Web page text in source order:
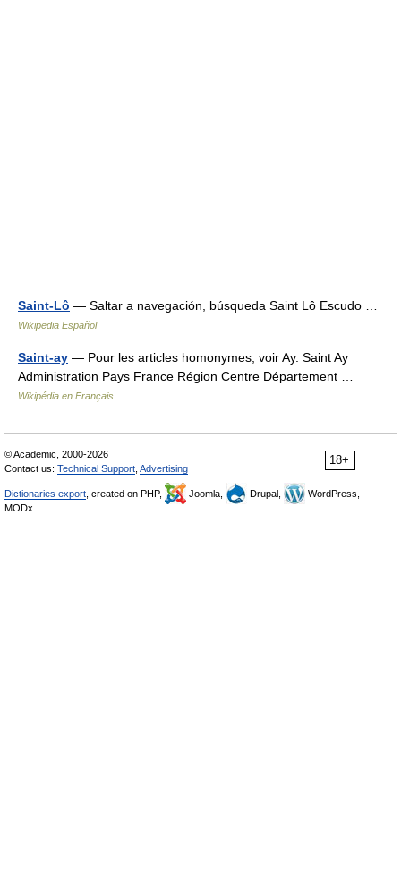
Saint-Lô — Saltar a navegación, búsqueda Saint Lô Escudo …
Wikipedia Español
Saint-ay — Pour les articles homonymes, voir Ay. Saint Ay
Administration Pays France Région Centre Département …
Wikipédia en Français
18+
© Academic, 2000-2026
Contact us: Technical Support Advertising
Dictionaries export , created on PHP, Joomla, Drupal,
WordPress,
MODx.